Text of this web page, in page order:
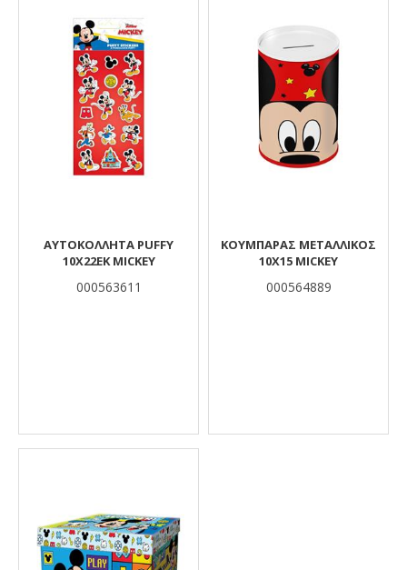
ΑΥΤΟΚΟΛΛΗΤΑ PUFFY
10X22EK MICKEY
000563611
ΚΟΥΜΠΑΡΑΣ ΜΕΤΑΛΛΙΚΟΣ
10X15 MICKEY
000564889